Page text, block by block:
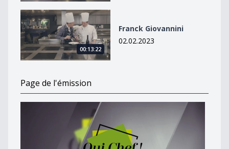
Franck Giovannini
00:13:22
Franck Giovannini
02.02.2023
Page de l'émission